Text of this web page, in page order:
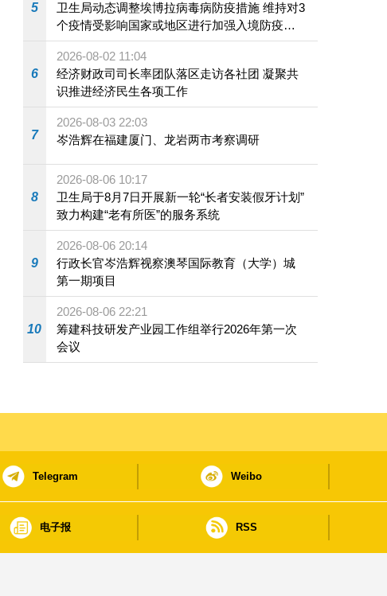
5
卫生局动态调整埃博拉病毒病防疫措施 维持对3
个疫情受影响国家或地区进行加强入境防疫措
施
6
2026-08-02 11:04
经济财政司司长率团队落区走访各社团 凝聚共
识推进经济民生各项工作
7
2026-08-03 22:03
岑浩辉在福建厦门、龙岩两市考察调研
8
2026-08-06 10:17
卫生局于8月7日开展新一轮“长者安装假牙计划”
致力构建“老有所医”的服务系统
9
2026-08-06 20:14
行政长官岑浩辉视察澳琴国际教育（大学）城
第一期项目
10
2026-08-06 22:21
筹建科技研发产业园工作组举行2026年第一次
会议
Telegram Weibo
电子报 RSS